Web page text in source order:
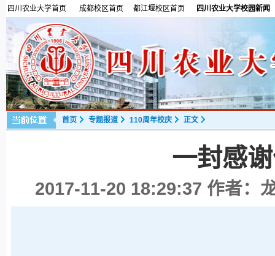
四川农业大学首页 成都校区首页 都江堰校区首页 四川农业大学校园新闻
首页 专题报道 110周年校庆 正文
一封感
2017-11-20 18:29:37 作者：